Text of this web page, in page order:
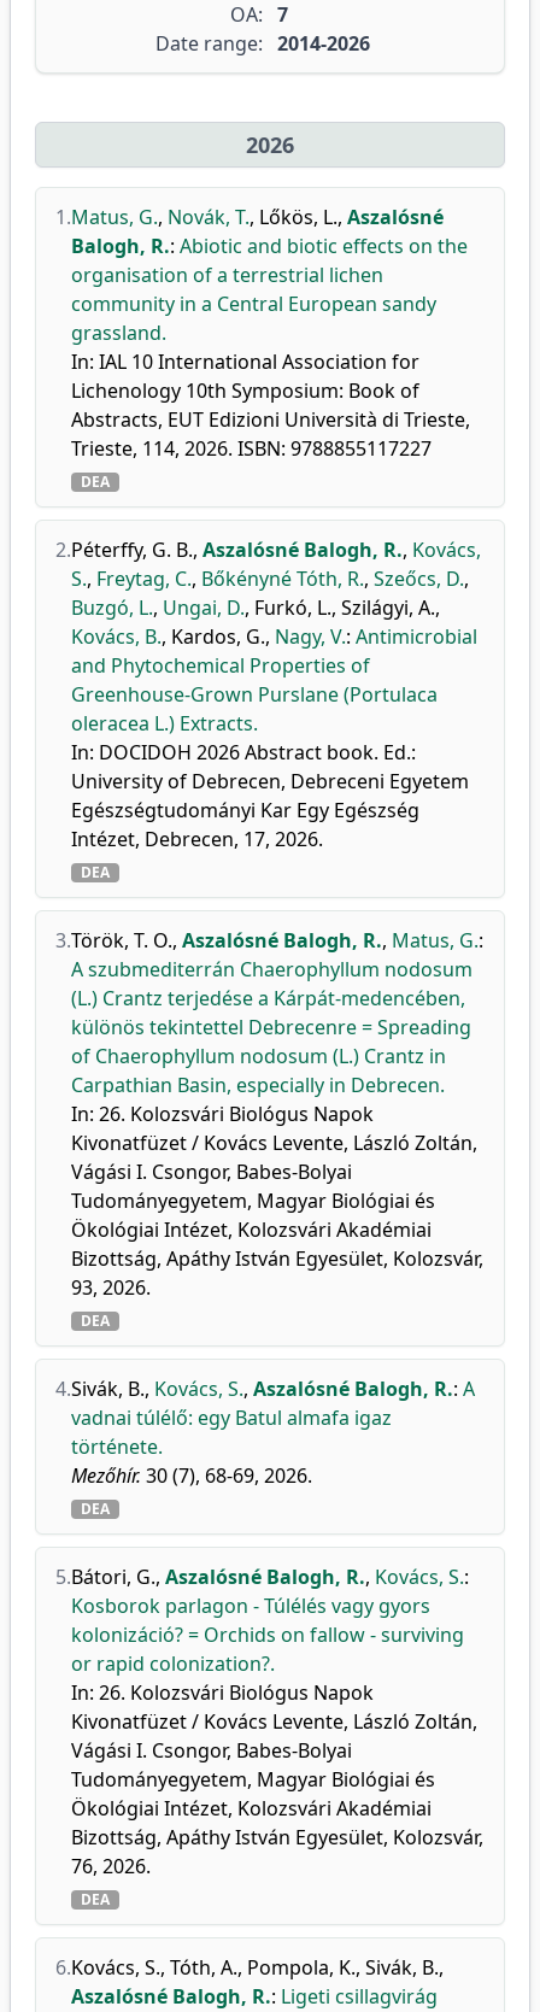
OA: 7
Date range: 2014-2026
2026
1.Matus, G., Novák, T., Lőkös, L., Aszalósné
Balogh, R.: Abiotic and biotic effects on the
organisation of a terrestrial lichen
community in a Central European sandy
grassland.
In: IAL 10 International Association for
Lichenology 10th Symposium: Book of
Abstracts, EUT Edizioni Università di Trieste,
Trieste, 114, 2026. ISBN: 9788855117227
DEA
2.Péterffy, G. B., Aszalósné Balogh, R., Kovács,
S., Freytag, C., Bőkényné Tóth, R., Szeőcs, D.,
Buzgó, L., Ungai, D., Furkó, L., Szilágyi, A.,
Kovács, B., Kardos, G., Nagy, V.: Antimicrobial
and Phytochemical Properties of
Greenhouse-Grown Purslane (Portulaca
oleracea L.) Extracts.
In: DOCIDOH 2026 Abstract book. Ed.:
University of Debrecen, Debreceni Egyetem
Egészségtudományi Kar Egy Egészség
Intézet, Debrecen, 17, 2026.
DEA
3.Török, T. O., Aszalósné Balogh, R., Matus, G.:
A szubmediterrán Chaerophyllum nodosum
(L.) Crantz terjedése a Kárpát-medencében,
különös tekintettel Debrecenre = Spreading
of Chaerophyllum nodosum (L.) Crantz in
Carpathian Basin, especially in Debrecen.
In: 26. Kolozsvári Biológus Napok
Kivonatfüzet / Kovács Levente, László Zoltán,
Vágási I. Csongor, Babes-Bolyai
Tudományegyetem, Magyar Biológiai és
Ökológiai Intézet, Kolozsvári Akadémiai
Bizottság, Apáthy István Egyesület, Kolozsvár,
93, 2026.
DEA
4.Sivák, B., Kovács, S., Aszalósné Balogh, R.: A
vadnai túlélő: egy Batul almafa igaz
története.
Mezőhír. 30 (7), 68-69, 2026.
DEA
5.Bátori, G., Aszalósné Balogh, R., Kovács, S.:
Kosborok parlagon - Túlélés vagy gyors
kolonizáció? = Orchids on fallow - surviving
or rapid colonization?.
In: 26. Kolozsvári Biológus Napok
Kivonatfüzet / Kovács Levente, László Zoltán,
Vágási I. Csongor, Babes-Bolyai
Tudományegyetem, Magyar Biológiai és
Ökológiai Intézet, Kolozsvári Akadémiai
Bizottság, Apáthy István Egyesület, Kolozsvár,
76, 2026.
DEA
6.Kovács, S., Tóth, A., Pompola, K., Sivák, B.,
Aszalósné Balogh, R.: Ligeti csillagvirág